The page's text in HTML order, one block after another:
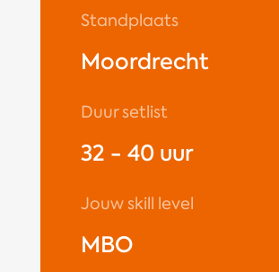
Standplaats
Moordrecht
Duur setlist
32 - 40 uur
Jouw skill level
MBO